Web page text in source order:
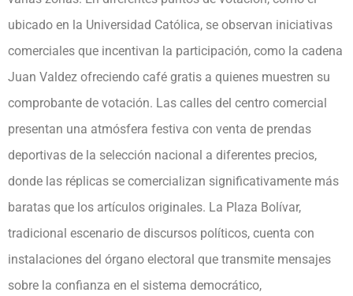
ubicado en la Universidad Católica, se observan iniciativas
comerciales que incentivan la participación, como la cadena
Juan Valdez ofreciendo café gratis a quienes muestren su
comprobante de votación. Las calles del centro comercial
presentan una atmósfera festiva con venta de prendas
deportivas de la selección nacional a diferentes precios,
donde las réplicas se comercializan significativamente más
baratas que los artículos originales. La Plaza Bolívar,
tradicional escenario de discursos políticos, cuenta con
instalaciones del órgano electoral que transmite mensajes
sobre la confianza en el sistema democrático,